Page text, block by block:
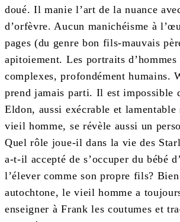
doué. Il manie l’art de la nuance
d’orfèvre. Aucun manichéisme à
pages (du genre bon fils-mauvais
apitoiement. Les portraits
complexes, profondément humains.
prend jamais parti. Il est impossible
Eldon, aussi exécrable et
vieil homme, se révèle aussi un
Quel rôle joue-il dans la vie des
a-t-il accepté de s’occuper du bébé
l’élever comme son propre fils?
autochtone, le vieil homme a
enseigner à Frank les coutumes et